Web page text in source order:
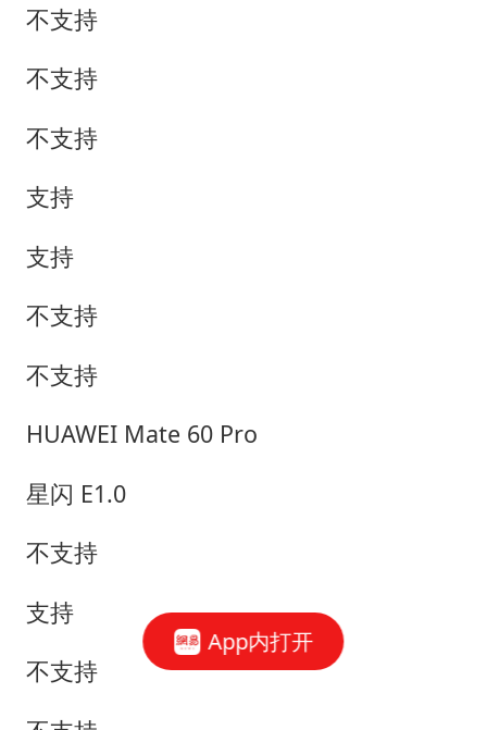
不支持
不支持
不支持
支持
支持
不支持
不支持
HUAWEI Mate 60 Pro
星闪 E1.0
不支持
支持
不支持
App内打开